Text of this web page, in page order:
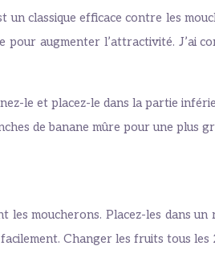
classique efficace contre les
augmenter l’attractivité. J’ai
le et placez-le dans la partie
de banane mûre pour une plus
moucherons. Placez-les dans
Changer les fruits tous